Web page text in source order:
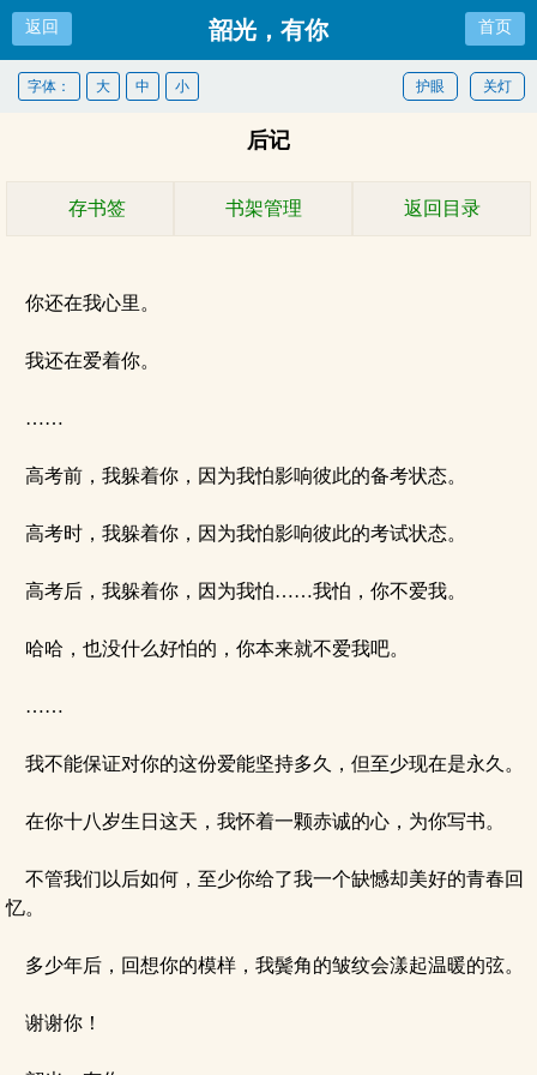
返回 韶光，有你 首页
关灯
护眼
字体： 大 中 小
后记
存书签 书架管理 返回目录
你还在我心里。
我还在爱着你。
……
高考前，我躲着你，因为我怕影响彼此的备考状态。
高考时，我躲着你，因为我怕影响彼此的考试状态。
高考后，我躲着你，因为我怕……我怕，你不爱我。
哈哈，也没什么好怕的，你本来就不爱我吧。
……
我不能保证对你的这份爱能坚持多久，但至少现在是永久。
在你十八岁生日这天，我怀着一颗赤诚的心，为你写书。
不管我们以后如何，至少你给了我一个缺憾却美好的青春回
忆。
多少年后，回想你的模样，我鬓角的皱纹会漾起温暖的弦。
谢谢你！